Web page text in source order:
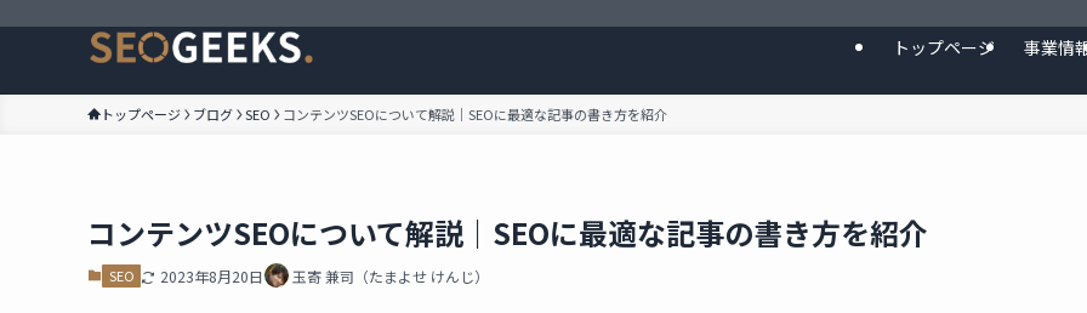
トップページ 事業情
トップページ ブログ SEO コンテンツSEOについて解説｜SEOに最適な記事の書き方を紹介
コンテンツSEOについて解説｜SEOに最適な記事の書き方を紹介
SEO 2023年8月20日 玉寄 兼司（たまよせ けんじ）